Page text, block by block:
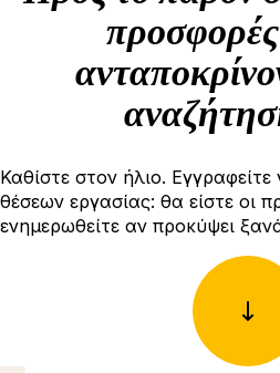
Καθίστε στον ήλιο. Εγγραφείτε
θέσεων εργασίας: θα είστε οι
ενημερωθείτε αν προκύψει